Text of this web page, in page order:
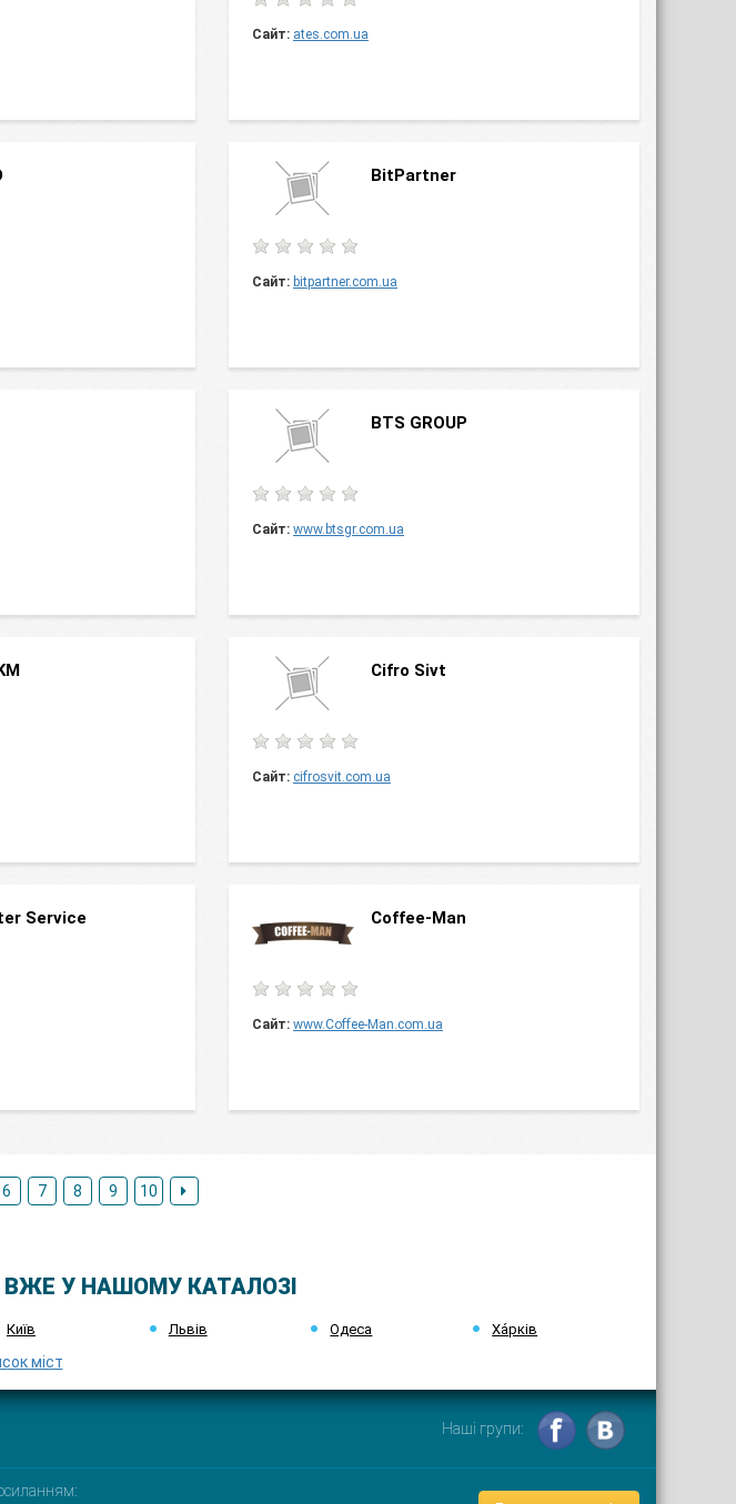
Сайт: ates.com.ua
BitPartner
Сайт: bitpartner.com.ua
BTS GROUP
Сайт: www.btsgr.com.ua
Cifro Sivt
Сайт: cifrosvit.com.ua
Service Coffee-Man
Сайт: www.Coffee-Man.com.ua
6 7 8 9 10
ВЖЕ У НАШОМУ КАТАЛОЗІ
Київ Львів Одеса Ха́рків
міст
Наші групи: